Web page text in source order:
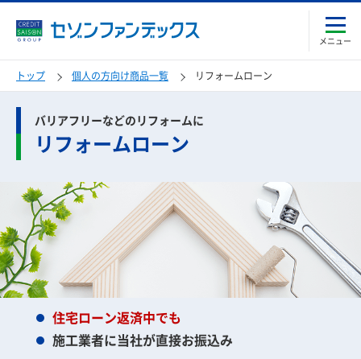
メニュー
トップ 個人の方向け商品一覧 リフォームローン
バリアフリーなどのリフォームに
リフォームローン
住宅ローン返済中でも
施工業者に当社が直接お振込み